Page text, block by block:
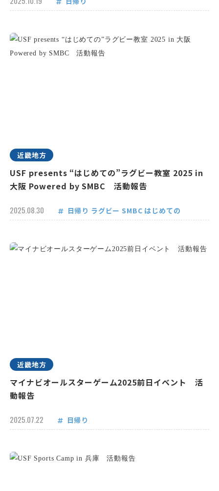
近畿地方
USF presents “はじめての”ラグビー教室 2025 in
大阪 Powered by SMBC 活動報告
2025.08.30 日帰り ラグビー SMBC はじめての
近畿地方
マイナビオールスターゲーム2025前日イベント 活
動報告
2025.07.22 日帰り